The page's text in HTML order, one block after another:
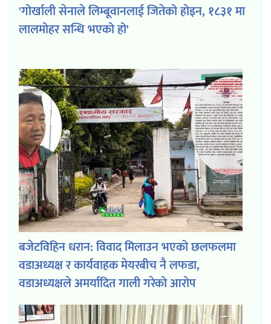
'गोर्खाली सेनाले लिम्बूवानलाई जितेको होइन, १८३१ मा
लालमोहर सन्धि भएको हो'
बजेटविहिन धरान: विवाद मिलाउन भएको छलफलमा
वडाअध्यक्ष र कार्यवाहक मेयरबीच नै लफडा,
वडाअध्यक्षले अमर्यादित गाली गरेको आरोप